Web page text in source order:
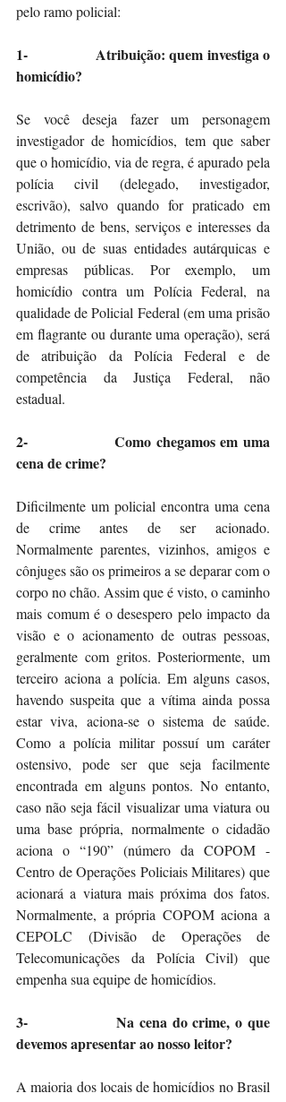
pelo ramo policial:
1-                 Atribuição: quem investiga o
homicídio?
Se você deseja fazer um personagem
investigador de homicídios, tem que saber
que o homicídio, via de regra, é apurado pela
polícia civil (delegado, investigador,
escrivão), salvo quando for praticado em
detrimento de bens, serviços e interesses da
União, ou de suas entidades autárquicas e
empresas públicas. Por exemplo, um
homicídio contra um Polícia Federal, na
qualidade de Policial Federal (em uma prisão
em flagrante ou durante uma operação), será
de atribuição da Polícia Federal e de
competência da Justiça Federal, não
estadual.
2-                 Como chegamos em uma
cena de crime?
Dificilmente um policial encontra uma cena
de crime antes de ser acionado.
Normalmente parentes, vizinhos, amigos e
cônjuges são os primeiros a se deparar com o
corpo no chão. Assim que é visto, o caminho
mais comum é o desespero pelo impacto da
visão e o acionamento de outras pessoas,
geralmente com gritos. Posteriormente, um
terceiro aciona a polícia. Em alguns casos,
havendo suspeita que a vítima ainda possa
estar viva, aciona-se o sistema de saúde.
Como a polícia militar possuí um caráter
ostensivo, pode ser que seja facilmente
encontrada em alguns pontos. No entanto,
caso não seja fácil visualizar uma viatura ou
uma base própria, normalmente o cidadão
aciona o “190” (número da COPOM -
Centro de Operações Policiais Militares) que
acionará a viatura mais próxima dos fatos.
Normalmente, a própria COPOM aciona a
CEPOLC (Divisão de Operações de
Telecomunicações da Polícia Civil) que
empenha sua equipe de homicídios.
3-                 Na cena do crime, o que
devemos apresentar ao nosso leitor?
A maioria dos locais de homicídios no Brasil